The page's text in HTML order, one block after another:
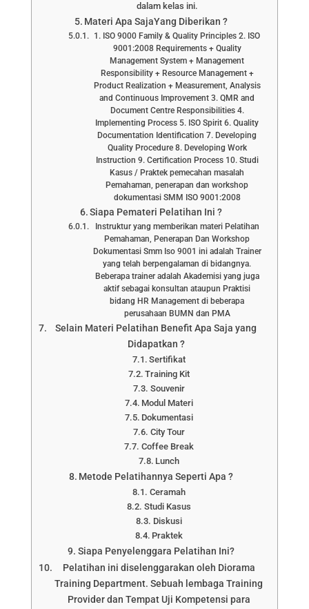
dalam kelas ini.
Materi Apa SajaYang Diberikan ?
1. ISO 9000 Family & Quality Principles 2. ISO
9001:2008 Requirements + Quality
Management System + Management
Responsibility + Resource Management +
Product Realization + Measurement, Analysis
and Continuous Improvement 3. QMR and
Document Centre Responsibilities 4.
Implementing Process 5. ISO Spirit 6. Quality
Documentation Identification 7. Developing
Quality Procedure 8. Developing Work
Instruction 9. Certification Process 10. Studi
Kasus / Praktek pemecahan masalah
Pemahaman, penerapan dan workshop
dokumentasi SMM ISO 9001:2008
Siapa Pemateri Pelatihan Ini ?
Instruktur yang memberikan materi Pelatihan
Pemahaman, Penerapan Dan Workshop
Dokumentasi Smm Iso 9001 ini adalah Trainer
yang telah berpengalaman di bidangnya.
Beberapa trainer adalah Akademisi yang juga
aktif sebagai konsultan ataupun Praktisi
bidang HR Management di beberapa
perusahaan BUMN dan PMA
Selain Materi Pelatihan Benefit Apa Saja yang
Didapatkan ?
Sertifikat
Training Kit
Souvenir
Modul Materi
Dokumentasi
City Tour
Coffee Break
Lunch
Metode Pelatihannya Seperti Apa ?
Ceramah
Studi Kasus
Diskusi
Praktek
Siapa Penyelenggara Pelatihan Ini?
Pelatihan ini diselenggarakan oleh Diorama
Training Department. Sebuah lembaga Training
Provider dan Tempat Uji Kompetensi para